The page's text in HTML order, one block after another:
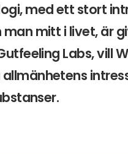
med ett stort
mitt i livet, är
Labs, vill